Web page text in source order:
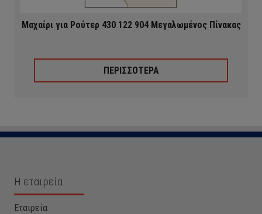
Μαχαίρι για Ρούτερ 430 122 904 Μεγαλωμένος Πίνακας
ΠΕΡΙΣΣΟΤΕΡΑ
Η εταιρεία
Εταιρεία